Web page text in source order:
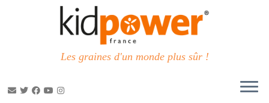
Les graines d'un monde plus sûr !